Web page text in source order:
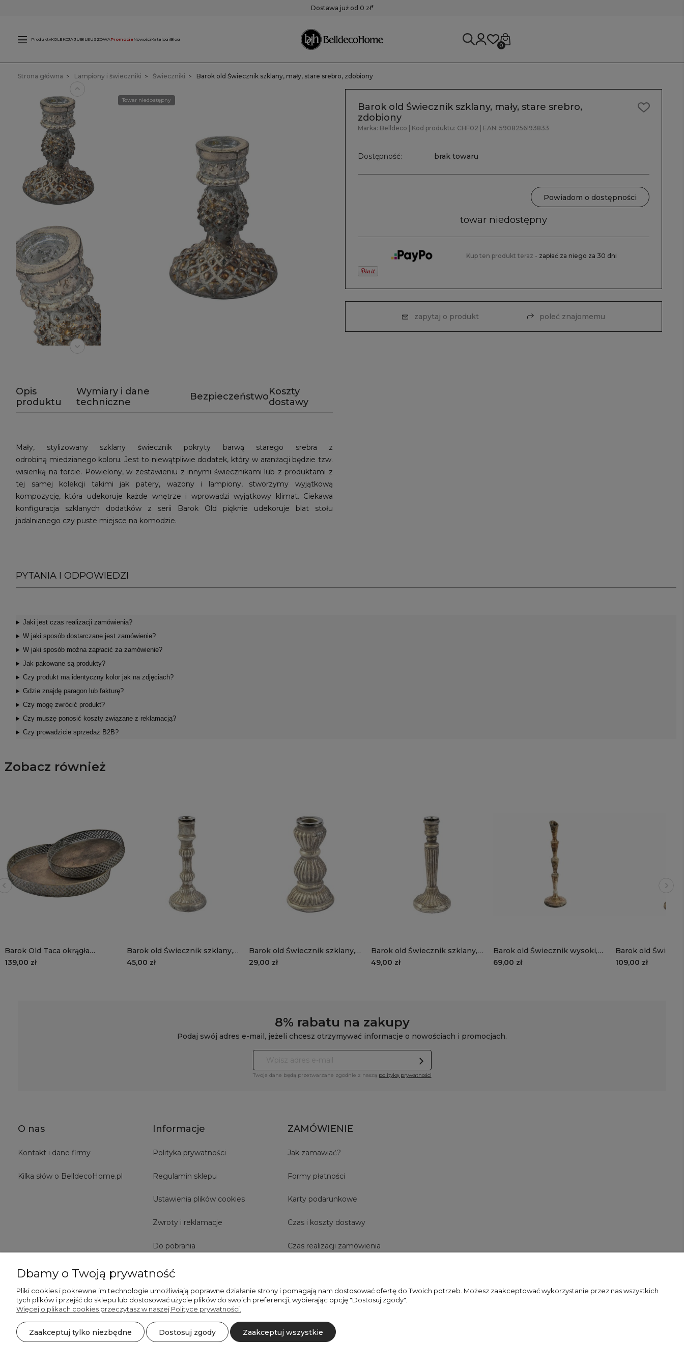
Dostawa już od 0 zł*
ProduktyKOLEKCJA JUBILEUSZOWA PromocjeNowości Katalogi Blog
0
pudełka, koszyki
Strona główna Lampiony i świeczniki Świeczniki Barok old Świecznik szklany, mały, stare srebro, zdobiony
Towar niedostępny
Opis
produktu
Wymiary i dane
techniczne
BezpieczeństwoKoszty
dostawy
Mały, stylizowany szklany świecznik pokryty barwą starego srebra z
odrobiną miedzianego koloru. Jest to niewątpliwie dodatek, który w aranżacji będzie tzw.
wisienką na torcie. Powielony, w zestawieniu z innymi świecznikami lub z produktami z
tej samej kolekcji takimi jak patery, wazony i lampiony, stworzymy wyjątkową
kompozycję, która udekoruje każde wnętrze i wprowadzi wyjątkowy klimat. Ciekawa
konfiguracja szklanych dodatków z serii Barok Old pięknie udekoruje blat stołu
jadalnianego czy puste miejsce na komodzie.
Barok old Świecznik szklany, mały, stare srebro,
zdobiony
Marka: Belldeco | Kod produktu: CHF02 | EAN: 5908256193833
Dostępność: brak towaru
Powiadom o dostępności
towar niedostępny
Kup ten produkt teraz - zapłać za niego za 30 dni
zapytaj o produkt poleć znajomemu
PYTANIA I ODPOWIEDZI
Jaki jest czas realizacji zamówienia?
W jaki sposób dostarczane jest zamówienie?
W jaki sposób można zapłacić za zamówienie?
Jak pakowane są produkty?
Czy produkt ma identyczny kolor jak na zdjęciach?
Gdzie znajdę paragon lub fakturę?
Czy mogę zwrócić produkt?
Czy muszę ponosić koszty związane z reklamacją?
Czy prowadzicie sprzedaż B2B?
Zobacz również
Barok Old Taca okrągła
metalowa
139,00 zł
Barok old Świecznik szklany,
mały, stare jasne srebro
45,00 zł
Barok old Świecznik szklany,
mały, stare jasne srebro,
29,00 zł
Barok old Świecznik szklany,
mały, wąski, stare srebro
49,00 zł
Barok old Świecznik wysoki,
metalowy, zdobiony, złoto
69,00 zł
Barok old
metalowy,
109,00 zł
8% rabatu na zakupy
Podaj swój adres e-mail, jeżeli chcesz otrzymywać informacje o nowościach i promocjach.
Twoje dane będą przetwarzane zgodnie z naszą polityką prywatności
O nas
Kontakt i dane firmy
Kilka słów o BelldecoHome.pl
Informacje
Polityka prywatności
Regulamin sklepu
Ustawienia plików cookies
Zwroty i reklamacje
Do pobrania
ZAMÓWIENIE
Jak zamawiać?
Formy płatności
Karty podarunkowe
Czas i koszty dostawy
Czas realizacji zamówienia
+48606673390 sprzedaz@belldecohome.pl
©2026 Wszelkie Prawa Zastrzeżone | BelldecoHome.pl
Dbamy o Twoją prywatność
Pliki cookies i pokrewne im technologie umożliwiają poprawne działanie strony i pomagają nam dostosować ofertę do Twoich potrzeb. Możesz zaakceptować wykorzystanie przez nas wszystkich
tych plików i przejść do sklepu lub dostosować użycie plików do swoich preferencji, wybierając opcję "Dostosuj zgody".
Więcej o plikach cookies przeczytasz w naszej Polityce prywatności.
Zaakceptuj tylko niezbędne Dostosuj zgody Zaakceptuj wszystkie